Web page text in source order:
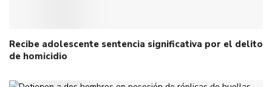
Recibe adolescente sentencia significativa por el delito
de homicidio